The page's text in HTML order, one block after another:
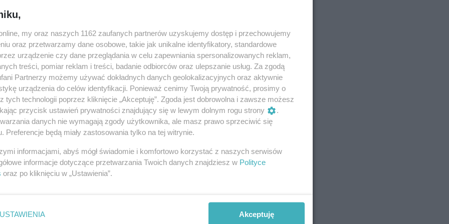
URL:https://ino.online/go/cLrnp3Dpypm3gz64
my oraz naszych 1162 zaufanych partnerów uzyskujemy dostęp i przechowujemy
oraz przetwarzamy dane osobowe, takie jak unikalne identyfikatory, standardowe
urządzenie czy dane przeglądania w celu zapewniania spersonalizowanych reklam,
treści, pomiar reklam i treści, badanie odbiorców oraz ulepszanie usług. Za zgodą
Partnerzy możemy używać dokładnych danych geolokalizacyjnych oraz aktywnie
urządzenia do celów identyfikacji. Ponieważ cenimy Twoją prywatność, prosimy o
tych technologii poprzez kliknięcie „Akceptuję”. Zgoda jest dobrowolna i zawsze możesz
przycisk ustawień prywatności znajdujący się w lewym dolnym rogu strony
.
danych nie wymagają zgody użytkownika, ale masz prawo sprzeciwić się
Preferencje będą miały zastosowania tylko na tej witrynie.
informacjami, abyś mógł świadomie i komfortowo korzystać z naszych serwisów
informacje dotyczące przetwarzania Twoich danych znajdziesz w Polityce
oraz po kliknięciu w „Ustawienia”.
USTAWIENIA Akceptuję